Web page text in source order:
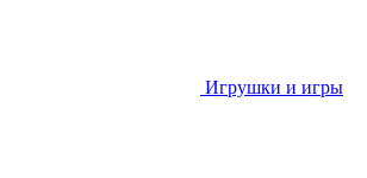
Игрушки и игры